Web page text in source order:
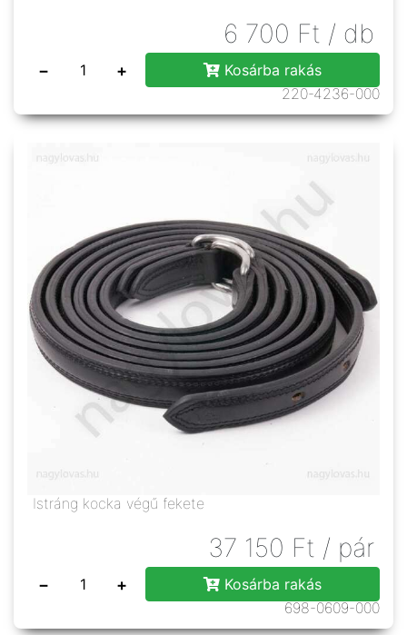
6 700 Ft / db
− +
Kosárba rakás
220-4236-000
Istráng kocka végű fekete
37 150 Ft / pár
− +
Kosárba rakás
698-0609-000